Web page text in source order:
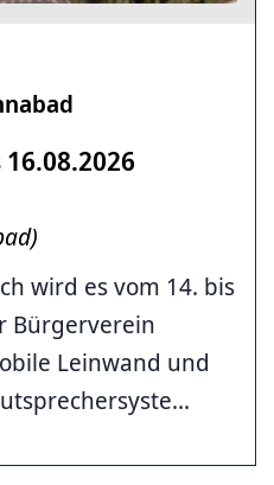
wird es vom 14. bis
Bürgerverein
Leinwand und